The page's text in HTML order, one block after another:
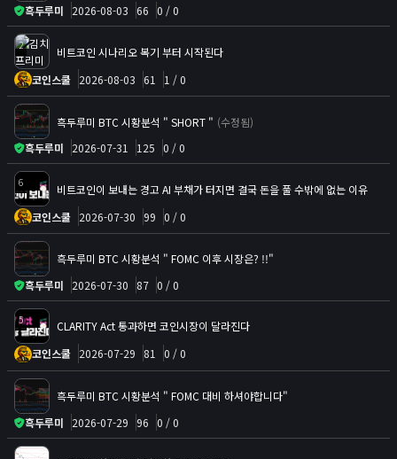
흑두루미
2026-08-03 66 0 / 0
2
비트코인 시나리오 복기 부터 시작된다
코인스쿨 2026-08-03 61 1 / 0
흑두루미 BTC 시황분석 " SHORT " (수정됨)
흑두루미
2026-07-31 125 0 / 0
6
비트코인이 보내는 경고 AI 부채가 터지면 결국 돈을 풀 수밖에 없는 이유
코인스쿨 2026-07-30 99 0 / 0
흑두루미 BTC 시황분석 " FOMC 이후 시장은? !!"
흑두루미
2026-07-30 87 0 / 0
5
CLARITY Act 통과하면 코인시장이 달라진다
코인스쿨 2026-07-29 81 0 / 0
흑두루미 BTC 시황분석 " FOMC 대비 하셔야합니다"
흑두루미
2026-07-29 96 0 / 0